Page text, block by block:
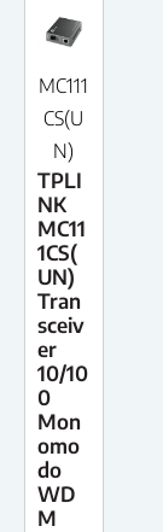
MC111
CS(U
N)
TPLI
NK
MC11
1CS(
UN)
Tran
sceiv
er
10/10
0
Mon
omo
do
WD
M